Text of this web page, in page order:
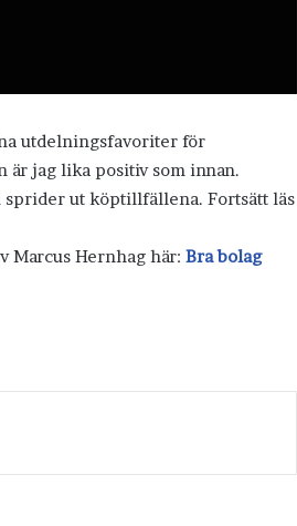
utdelningsfavoriter för
är jag lika positiv som innan.
sprider ut köptillfällena. Fortsätt läs
Marcus Hernhag här: Bra bolag